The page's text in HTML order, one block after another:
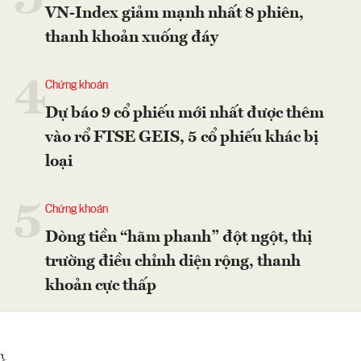
VN-Index giảm mạnh nhất 8 phiên,
thanh khoản xuống đáy
4Chứng khoán
Dự báo 9 cổ phiếu mới nhất được thêm
vào rổ FTSE GEIS, 5 cổ phiếu khác bị
loại
Chứng khoán
Dòng tiền “hãm phanh” đột ngột, thị
trường điều chỉnh diện rộng, thanh
khoản cực thấp